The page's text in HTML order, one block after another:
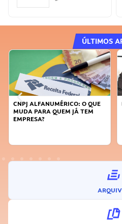
ÚLTIMOS
CNPJ ALFANUMÉRICO: O QUE
MUDA PARA QUEM JÁ TEM
EMPRESA?